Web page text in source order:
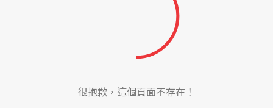
很抱歉，這個頁面不存在！